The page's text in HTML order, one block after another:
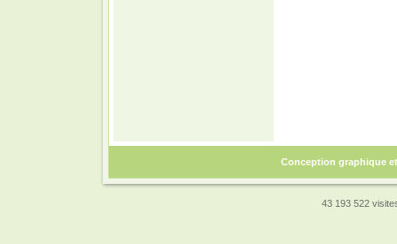
Conception graphique
43 193 522